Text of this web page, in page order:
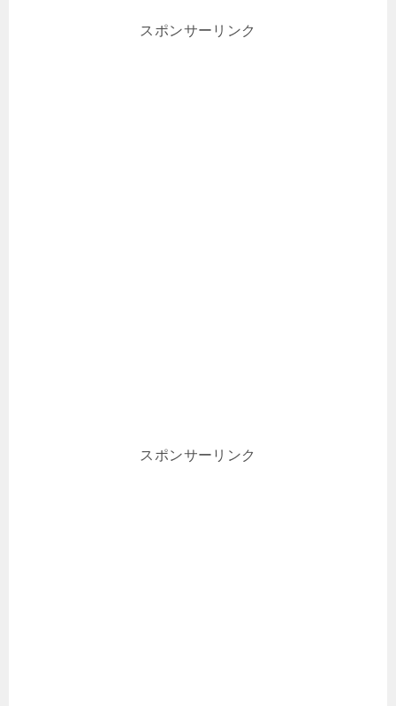
スポンサーリンク
スポンサーリンク